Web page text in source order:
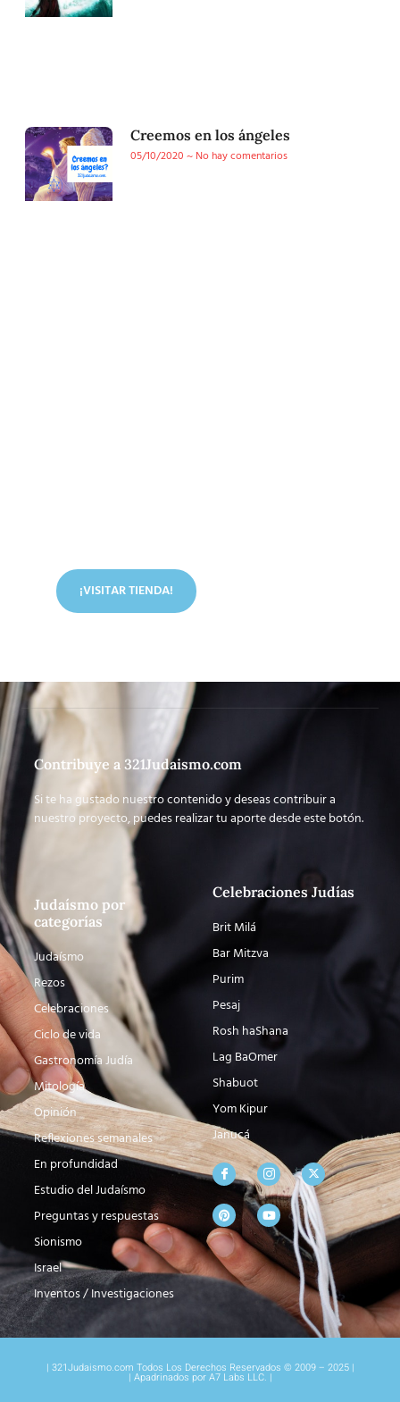
Creemos en los ángeles
05/10/2020
No hay comentarios
¡VISITAR TIENDA!
Contribuye a 321Judaismo.com
Si te ha gustado nuestro contenido y deseas contribuir a
nuestro proyecto, puedes realizar tu aporte desde este botón.
Judaísmo por
categorías
Judaísmo
Rezos
Celebraciones
Ciclo de vida
Gastronomía Judía
Mitología
Opinión
Reflexiones semanales
En profundidad
Estudio del Judaísmo
Preguntas y respuestas
Sionismo
Israel
Inventos / Investigaciones
Celebraciones Judías
Brit Milá
Bar Mitzva
Purim
Pesaj
Rosh haShana
Lag BaOmer
Shabuot
Yom Kipur
Janucá
| 321Judaismo.com Todos Los Derechos Reservados © 2009 – 2025 |
| Apadrinados por A7 Labs LLC. |